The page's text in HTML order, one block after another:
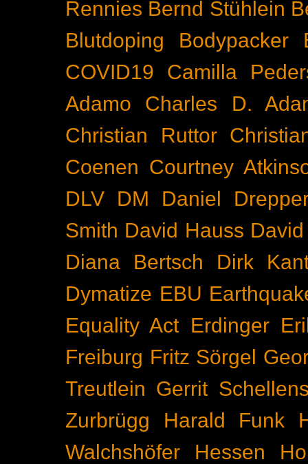
Rennies Bernd Stühlein
Blutdoping
Bodypacker
COVID19
Camilla
Adamo
Charles D.
Christian Ruttor
Coenen Courtney
DLV
DM
Daniel
Smith David Hauss
Diana Bertsch
Dirk
Dymatize EBU
Equality Act Erdinger
Freiburg Fritz Sörgel
Treutlein Gerrit
Zurbrügg
Harald Funk
Walchshöfer
Hessen